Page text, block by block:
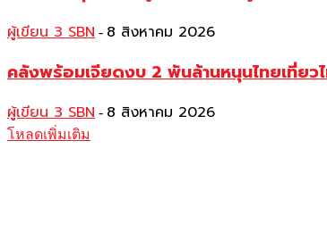
ผู้เขียน 3 SBN - 8 สิงหาคม 2026
คลังพร้อมเจียดงบ 2 พันล้านหนุนไทยเที่ยว
ผู้เขียน 3 SBN - 8 สิงหาคม 2026
โหลดเพิ่มเติม